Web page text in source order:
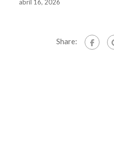
abril 16, 2026
Share: